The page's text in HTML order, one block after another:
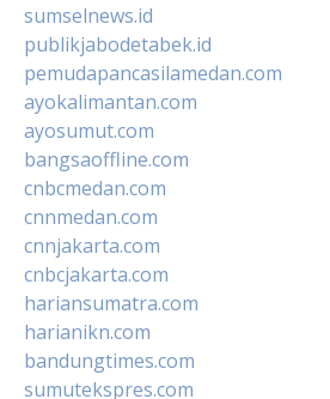
sumselnews.id
publikjabodetabek.id
pemudapancasilamedan.com
ayokalimantan.com
ayosumut.com
bangsaoffline.com
cnbcmedan.com
cnnmedan.com
cnnjakarta.com
cnbcjakarta.com
hariansumatra.com
harianikn.com
bandungtimes.com
sumutekspres.com